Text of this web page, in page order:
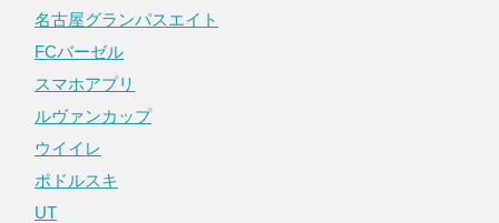
名古屋グランパスエイト
FCバーゼル
スマホアプリ
ルヴァンカップ
ウイイレ
ポドルスキ
UT